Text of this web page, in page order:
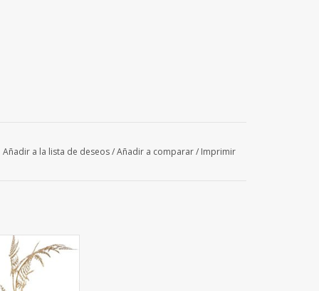
Añadir a la lista de deseos/Añadir a comparar/ Imprimir
- Rama de
(silvestre)
'Winter Glow' 7
85 cm